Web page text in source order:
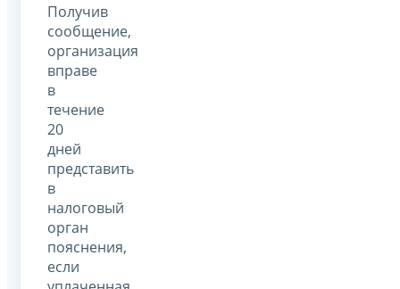
Получив
сообщение,
организация
вправе
в
течение
20
дней
представить
в
налоговый
орган
пояснения,
если